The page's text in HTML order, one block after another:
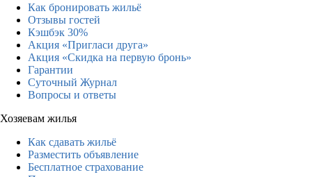
Как бронировать жильё
Отзывы гостей
Кэшбэк 30%
Акция «Пригласи друга»
Акция «Скидка на первую бронь»
Гарантии
Суточный Журнал
Вопросы и ответы
Хозяевам жилья
Как сдавать жильё
Разместить объявление
Бесплатное страхование